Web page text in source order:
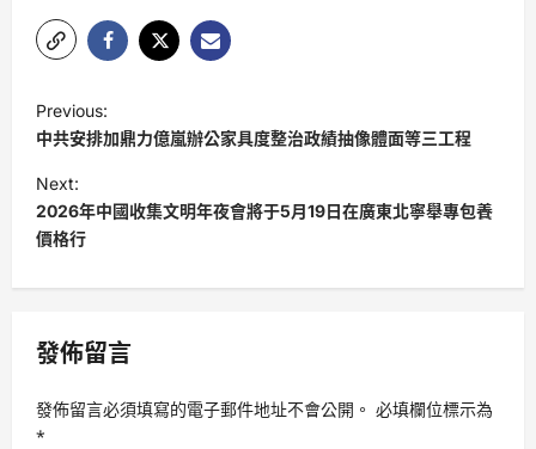
o
s
t
n
a
i
a
Previous:
中共安排加鼎力億嵐辦公家具度整治政績抽像體面等三工程
Next:
2026年中國收集文明年夜會將于5月19日在廣東北寧舉專包養
價格行
發佈留言
發佈留言必須填寫的電子郵件地址不會公開。 必填欄位標示為
*